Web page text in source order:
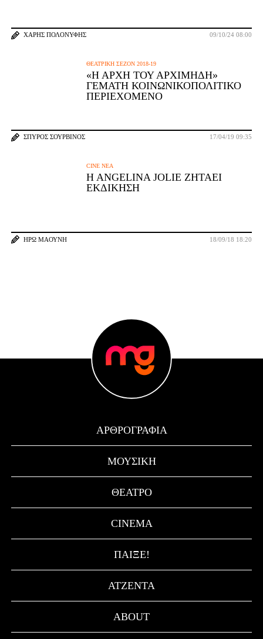
ΧΆΡΗΣ ΠΟΛΟΝΎΦΗΣ 09/10/24 08:00
ΘΕΑΤΡΙΚΉ ΣΕΖΌΝ 2018-19
«Η ΑΡΧΉ ΤΟΥ ΑΡΧΙΜΉΔΗ»
ΓΕΜΆΤΗ ΚΟΙΝΩΝΙΚΟΠΟΛΙΤΙΚΌ
ΠΕΡΙΕΧΌΜΕΝΟ
ΣΠΎΡΟΣ ΣΟΥΡΒΊΝΟΣ 17/04/19 09:35
CINE ΝΈΑ
H ANGELINA JOLIE ΖΗΤΆΕΙ
ΕΚΔΊΚΗΣΗ
ΗΡΏ ΜΑΟΎΝΗ 18/09/18 18:20
ΑΡΘΡΟΓΡΑΦΊΑ
ΜΟΥΣΙΚΉ
ΘΈΑΤΡΟ
CINEMA
ΠΑΊΞΕ!
ΑΤΖΈΝΤΑ
ABOUT